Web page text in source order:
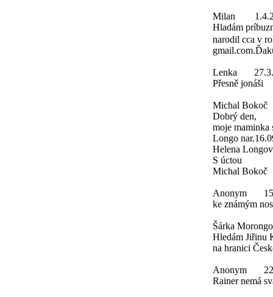
Milan
Hladám
narodil cca v
Lenka
Přesně jonáši
Michal Bokoč
Dobrý den,
moje maminka
Longo
Helena
S úctou
Michal Bokoč
Anonym
ke známým
Šárka
Hledám Jiřinu
na hranici
Anonym
Rainer nemá